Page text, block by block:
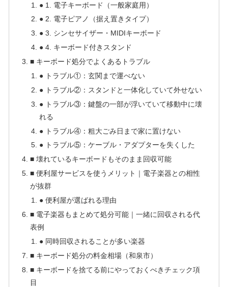
● 1. 電子キーボード（一般家庭用）
● 2. 電子ピアノ（据え置きタイプ）
● 3. シンセサイザー・MIDIキーボード
● 4. キーボード付きスタンド
■ キーボード処分でよくあるトラブル
● トラブル①：玄関まで運べない
● トラブル②：スタンドと一体化していて外せない
● トラブル③：鍵盤の一部が浮いていて移動中に壊
れる
● トラブル④：粗大ごみ日まで家に置けない
● トラブル⑤：ケーブル・アダプターを失くした
■ 壊れているキーボードもそのまま回収可能
■ 便利屋サービスを使うメリット｜電子楽器との相性
が抜群
● 便利屋が選ばれる理由
■ 電子楽器もまとめて処分可能｜一緒に回収される代
表例
● 同時回収されることが多い楽器
■ キーボード処分の料金相場（和泉市）
■ キーボードを捨てる前にやっておくべきチェック項
目